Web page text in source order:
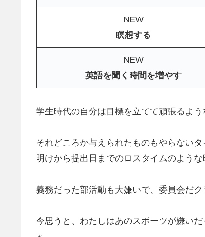
NEW
瞑想する
NEW
英語を聞く時間を増やす
学生時代の自分は目標を立てて頑張るよ
それどころか与えられたものもやらない
明けから提出日までのロスタイムのよう
義務だった部活動も大嫌いで、委員会だ
今思うと、わたしはあのスポーツが嫌い